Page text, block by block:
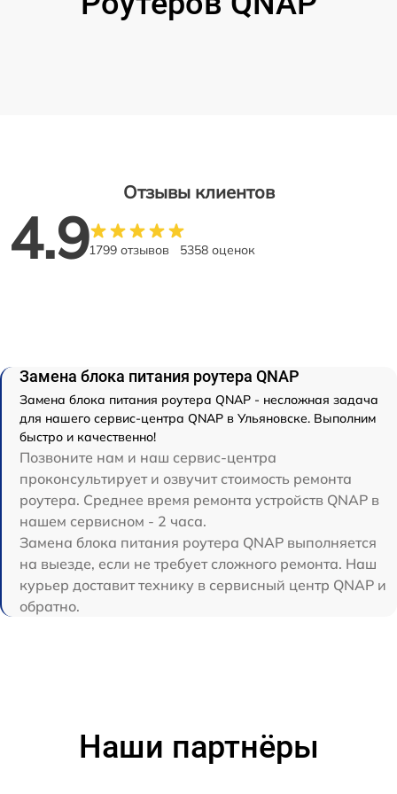
Отзывы клиентов
4.91799 отзывов 5358 оценок
Замена блока питания роутера QNAP
Замена блока питания роутера QNAP - несложная задача
для нашего сервис-центра QNAP в Ульяновске. Выполним
быстро и качественно!
Позвоните нам и наш сервис-центра
проконсультирует и озвучит стоимость ремонта
роутера. Среднее время ремонта устройств QNAP в
нашем сервисном - 2 часа.
Замена блока питания роутера QNAP выполняется
на выезде, если не требует сложного ремонта. Наш
курьер доставит технику в сервисный центр QNAP и
обратно.
Наши партнёры